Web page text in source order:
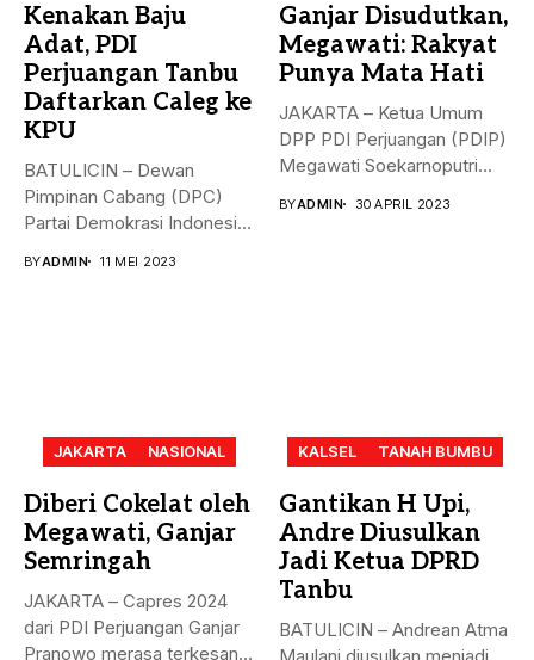
Kenakan Baju
Adat, PDI
Perjuangan Tanbu
Daftarkan Caleg ke
KPU
BATULICIN – Dewan
Pimpinan Cabang (DPC)
Partai Demokrasi Indonesia
BYADMIN 11 MEI 2023
Ganjar Disudutkan,
Megawati: Rakyat
Punya Mata Hati
JAKARTA – Ketua Umum
DPP PDI Perjuangan (PDIP)
Megawati Soekarnoputri
BYADMIN 30 APRIL 2023
JAKARTA NASIONAL
Diberi Cokelat oleh
Megawati, Ganjar
Semringah
JAKARTA – Capres 2024
dari PDI Perjuangan Ganjar
Pranowo merasa terkesan
KALSEL TANAH BUMBU
Gantikan H Upi,
Andre Diusulkan
Jadi Ketua DPRD
Tanbu
BATULICIN – Andrean Atma